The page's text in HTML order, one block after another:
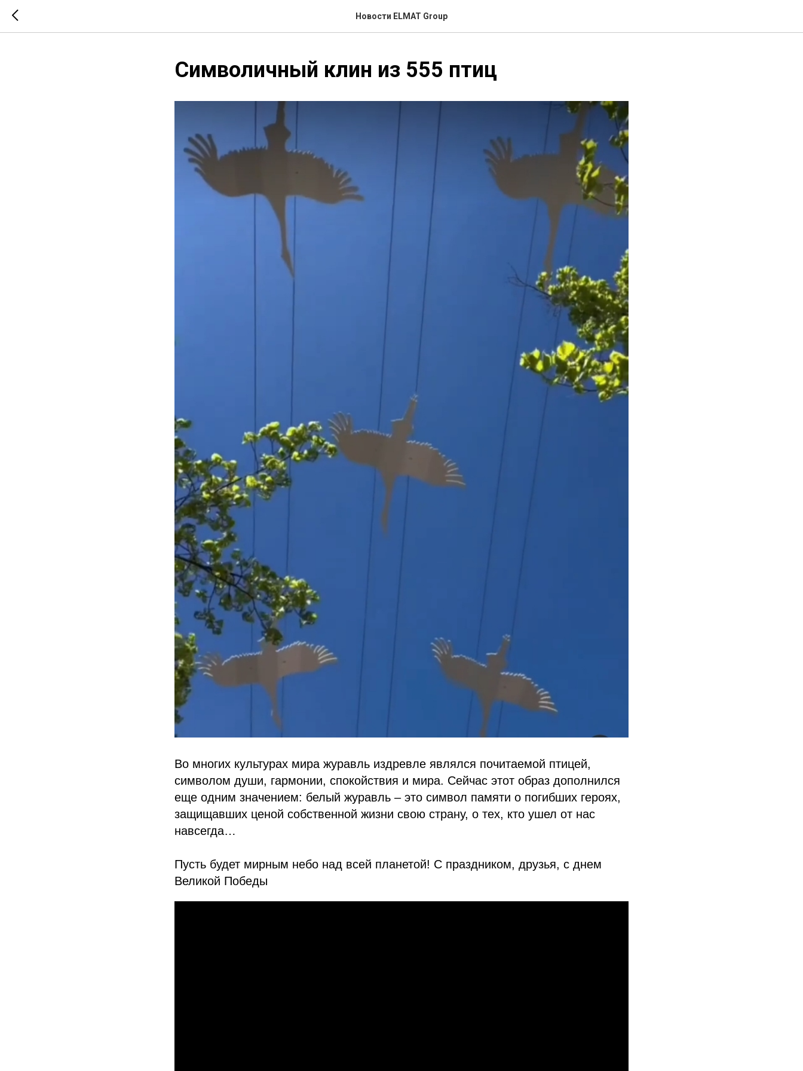
Новости ELMAT Group
Символичный клин из 555 птиц
Во многих культурах мира журавль издревле являлся почитаемой птицей,
символом души, гармонии, спокойствия и мира. Сейчас этот образ дополнился
еще одним значением: белый журавль – это символ памяти о погибших героях,
защищавших ценой собственной жизни свою страну, о тех, кто ушел от нас
навсегда…
Пусть будет мирным небо над всей планетой! С праздником, друзья, с днем
Великой Победы